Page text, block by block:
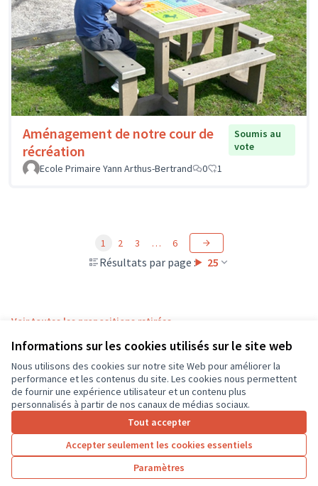
Informations sur les cookies utilisés sur le site web
Nous utilisons des cookies sur notre site Web pour améliorer la
performance et les contenus du site. Les cookies nous permettent
de fournir une expérience utilisateur et un contenu plus
personnalisés à partir de nos canaux de médias sociaux.
Tout accepter
Accepter seulement les cookies essentiels
Paramètres
Aménagement de notre cour de
récréation
Soumis au
vote
Ecole Primaire Yann Arthus-Bertrand
0 1
Résultats par page : 25
1 2 3 … 6
Voir toutes les propositions retirées
Conditions d'utilisation
Paramètres des cookies
CD37 sur X
(Lien externe)
CD37 sur Facebook
CD37 sur Instagram
CD37 sur YouTube
(Lien externe)
Site réalisé grâce aulogiciel libre Decidim .
Licence
(Lien